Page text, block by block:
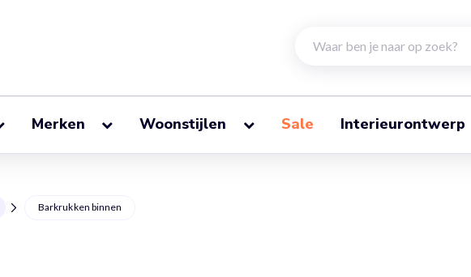
Merken Woonstijlen Sale Interieurontwerp
Barkrukken binnen